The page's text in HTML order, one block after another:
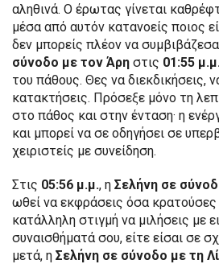
αληθινά. Ο έρωτας γίνεται
μέσα από αυτόν κατανοείς ποιος
δεν μπορείς πλέον να
σύνοδο με τον Άρη στις 01:55
του πάθους. Θες να διεκδικήσεις,
κατακτήσεις. Πρόσεξε μόνο τη
στο πάθος και στην ένταση· η
και μπορεί να σε οδηγήσει σε
χειριστείς με συνείδηση.
Στις 05:56 μ.μ., η Σελήνη σε
ωθεί να εκφράσεις όσα κρατούσες
κατάλληλη στιγμή να μιλήσεις με
συναισθήματά σου, είτε είσαι σε
μετά, η Σελήνη σε σύνοδο με τη